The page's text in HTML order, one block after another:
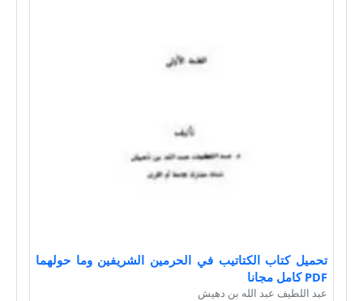
تحميل كتاب الكتاتيب في الحرمين الشريفين وما حولهما
PDF كامل مجانا
عبد اللطيف عبد الله بن دهيش